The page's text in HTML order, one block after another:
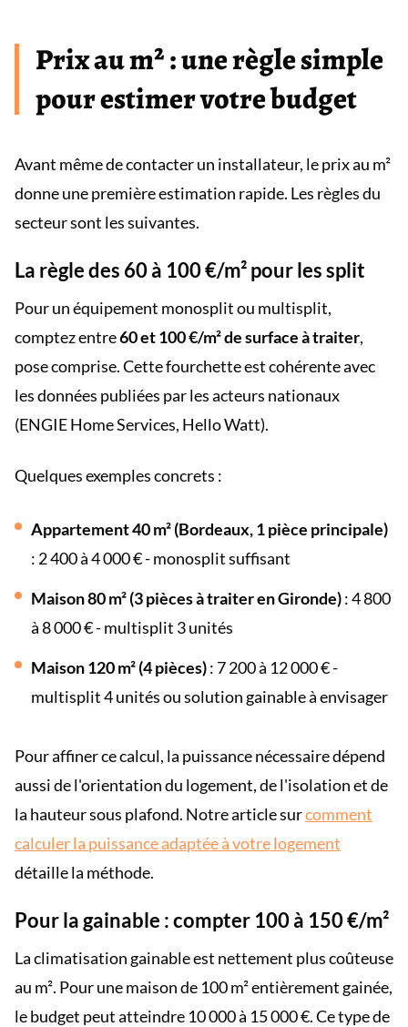
Prix au m² : une règle simple
pour estimer votre budget
Avant même de contacter un installateur, le prix au m²
donne une première estimation rapide. Les règles du
secteur sont les suivantes.
La règle des 60 à 100 €/m² pour les split
Pour un équipement monosplit ou multisplit,
comptez entre60 et 100 €/m² de surface à traiter,
pose comprise. Cette fourchette est cohérente avec
les données publiées par les acteurs nationaux
(ENGIE Home Services, Hello Watt).
Quelques exemples concrets :
Appartement 40 m² (Bordeaux, 1 pièce principale)
: 2 400 à 4 000 € - monosplit suffisant
Maison 80 m² (3 pièces à traiter en Gironde): 4 800
à 8 000 € - multisplit 3 unités
Maison 120 m² (4 pièces): 7 200 à 12 000 € -
multisplit 4 unités ou solution gainable à envisager
Pour affiner ce calcul, la puissance nécessaire dépend
aussi de l'orientation du logement, de l'isolation et de
la hauteur sous plafond. Notre article surcomment
calculer la puissance adaptée à votre logement
détaille la méthode.
Pour la gainable : compter 100 à 150 €/m²
La climatisation gainable est nettement plus coûteuse
au m². Pour une maison de 100 m² entièrement gainée,
le budget peut atteindre 10 000 à 15 000 €. Ce type de